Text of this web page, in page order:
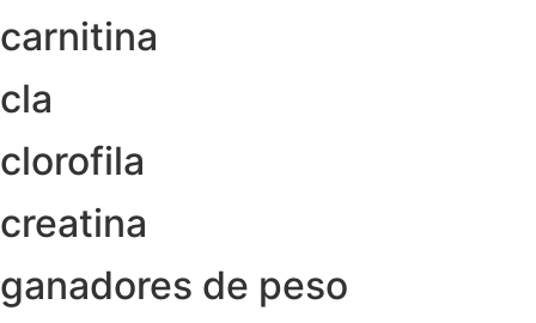
carnitina
cla
clorofila
creatina
ganadores de peso